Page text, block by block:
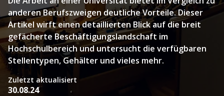
anderen Berufszweigen deutliche Vorteile. Dieser
Artikel wirft einen detaillierten Blick auf die breit
gefächerte Beschäftigungslandschaft im
Hochschulbereich und untersucht die verfügbaren
Stellentypen, Gehälter und vieles mehr.
Zuletzt aktualisiert
30.08.24